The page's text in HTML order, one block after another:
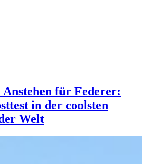
Anstehen für Federer:
in der coolsten
Welt